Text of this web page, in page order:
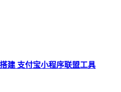
建 支付宝小程序联盟工具